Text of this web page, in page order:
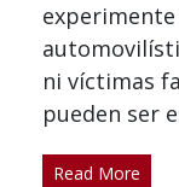
ni víctimas
pueden ser
Read More